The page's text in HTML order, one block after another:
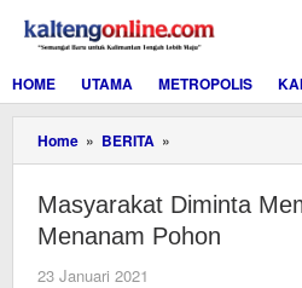
konten
HOME
UTAMA METROPOLIS
Home » BERITA »
Diminta
Menanam
Pohon
Masyarakat Diminta
Menanam Pohon
23 Januari 2021